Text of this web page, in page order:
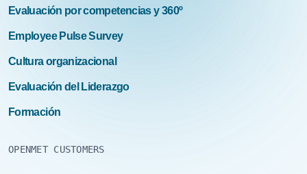
Evaluación por competencias y 360º
Employee Pulse Survey
Cultura organizacional
Evaluación del Liderazgo
Formación
OPENMET CUSTOMERS